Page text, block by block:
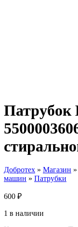
Патрубок
Добротех » Магазин »
машин » Патрубки
600 ₽
1 в наличии